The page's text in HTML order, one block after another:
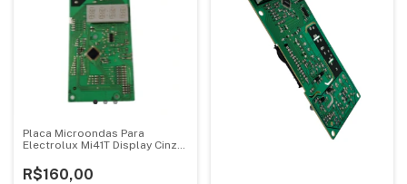
Placa Microondas Para
Electrolux Mi41T Display Cinza
R$160,00